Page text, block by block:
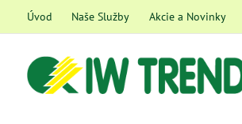
Úvod Naše Služby Akcie a Novinky